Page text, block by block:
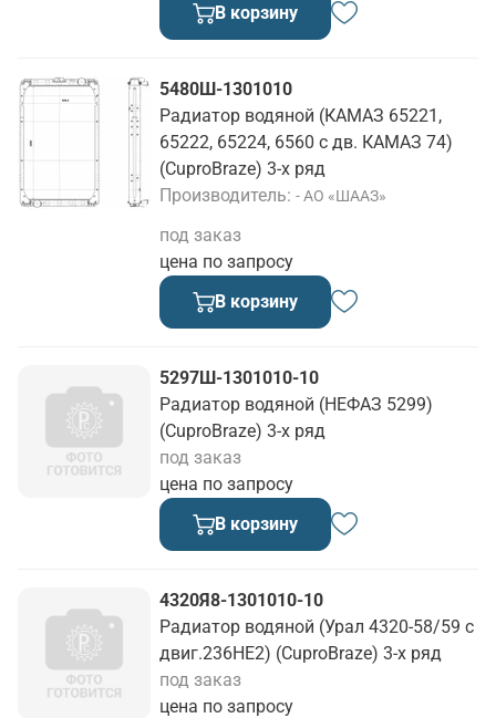
В корзину
5480Ш-1301010
Радиатор водяной (КАМАЗ 65221,
65222, 65224, 6560 с дв. КАМАЗ 74)
(CuproBraze) 3-х ряд
Производитель - АО «ШААЗ»
цена по запросу
под заказ
В корзину
5297Ш-1301010-10
Радиатор водяной (НЕФАЗ 5299)
(CuproBraze) 3-х ряд
цена по запросу
под заказ
В корзину
4320Я8-1301010-10
Радиатор водяной (Урал 4320-58/59 с
двиг.236НЕ2) (CuproBraze) 3-х ряд
цена по запросу
под заказ